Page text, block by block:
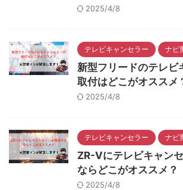
2025/4/8
テレビキャンセラー ナビ
新型フリードのテレビ
取付はどこがオススメ
2025/4/8
テレビキャンセラー ナビ
ZR-Vにテレビキャン
ならどこがオススメ？
2025/4/8